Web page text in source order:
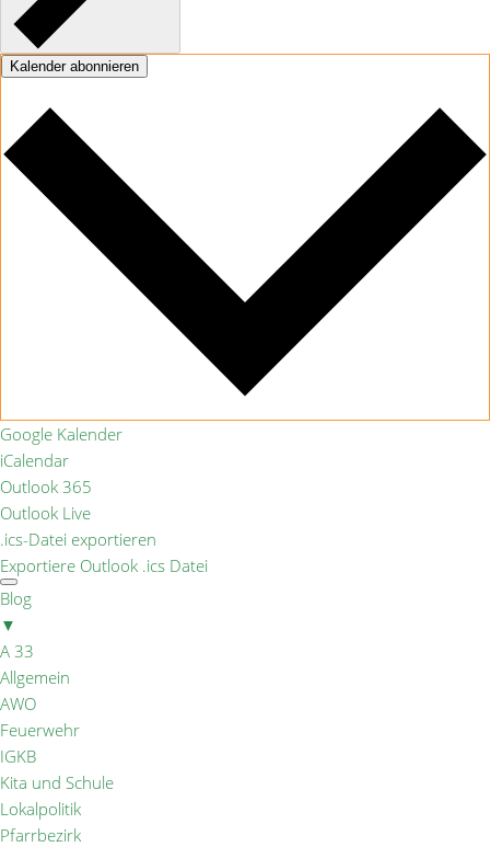
Kalender abonnieren
Google Kalender
iCalendar
Outlook 365
Outlook Live
.ics-Datei exportieren
Exportiere Outlook .ics Datei
Blog
▼
A 33
Allgemein
AWO
Feuerwehr
IGKB
Kita und Schule
Lokalpolitik
Pfarrbezirk